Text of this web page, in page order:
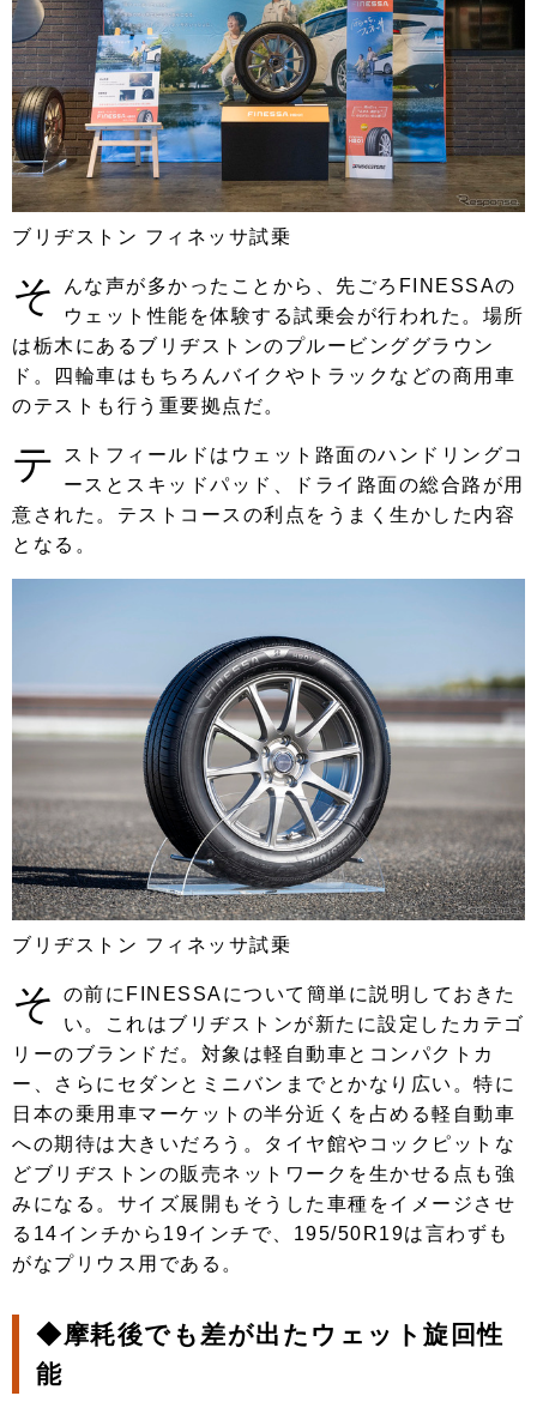
ブリヂストン フィネッサ試乗
そ
んな声が多かったことから、先ごろFINESSAの
ウェット性能を体験する試乗会が行われた。場所
は栃木にあるブリヂストンのプルービンググラウン
ド。四輪車はもちろんバイクやトラックなどの商用車
のテストも行う重要拠点だ。
テ
ストフィールドはウェット路面のハンドリングコ
ースとスキッドパッド、ドライ路面の総合路が用
意された。テストコースの利点をうまく生かした内容
となる。
ブリヂストン フィネッサ試乗
そ
の前にFINESSAについて簡単に説明しておきた
い。これはブリヂストンが新たに設定したカテゴ
リーのブランドだ。対象は軽自動車とコンパクトカ
ー、さらにセダンとミニバンまでとかなり広い。特に
日本の乗用車マーケットの半分近くを占める軽自動車
への期待は大きいだろう。タイヤ館やコックピットな
どブリヂストンの販売ネットワークを生かせる点も強
みになる。サイズ展開もそうした車種をイメージさせ
る14インチから19インチで、195/50R19は言わずも
がなプリウス用である。
◆摩耗後でも差が出たウェット旋回性
能